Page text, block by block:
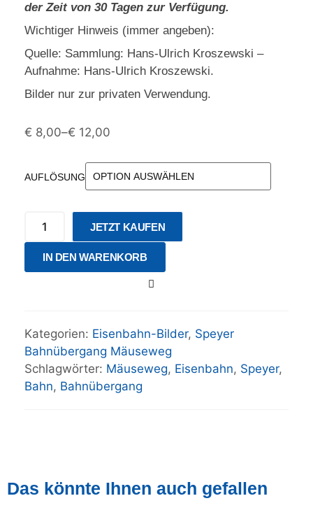
der Zeit von 30 Tagen zur Verfügung.
Wichtiger Hinweis (immer angeben):
Quelle: Sammlung: Hans-Ulrich Kroszewski –
Aufnahme: Hans-Ulrich Kroszewski.
Bilder nur zur privaten Verwendung.
€ 8,00–€ 12,00
AUFLÖSUNG
JETZT KAUFEN
IN DEN WARENKORB
Kategorien: Eisenbahn-Bilder, Speyer
Bahnübergang Mäuseweg
Schlagwörter: Mäuseweg, Eisenbahn, Speyer,
Bahn, Bahnübergang
Das könnte Ihnen auch gefallen